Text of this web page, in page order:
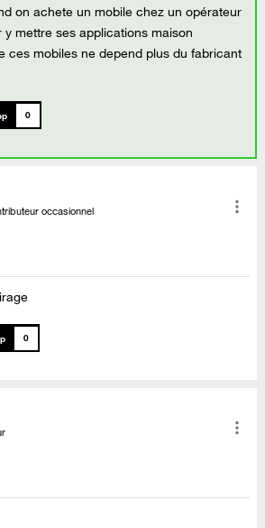
on achete un mobile chez un opérateur
mettre ses applications maison
ces mobiles ne depend plus du fabricant
0
occasionnel
0